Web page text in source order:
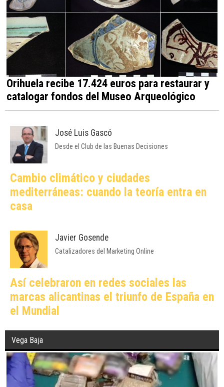
Orihuela recibe 17.424 euros para restaurar y
catalogar fondos del Museo Arqueológico
José Luis Gascó
Cambio climático y ciudades
mediterráneas: cuando la teoría entra en
casa
Javier Gosende
Catalizadores del Marketing Online
Así celebraron en redes sociales las
marcas alicantinas el triunfo de España en
el Mundial
Vega Baja